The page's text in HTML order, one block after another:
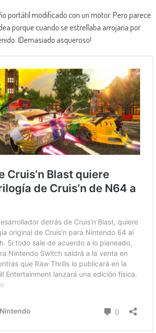
portátil modificado con un motor. Pero parece
porque cuando se estrellaba arrojaría por
¡Demasiado asqueroso!